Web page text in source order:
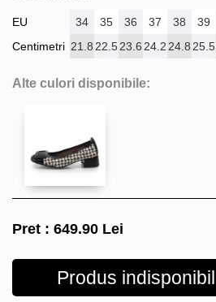
EU
Centimetri
34 35 36 37 38 39
21.8 22.523.6 24.2 24.8 25.5
Alte culori disponibile:
Pret : 649.90 Lei
Produs indisponibil